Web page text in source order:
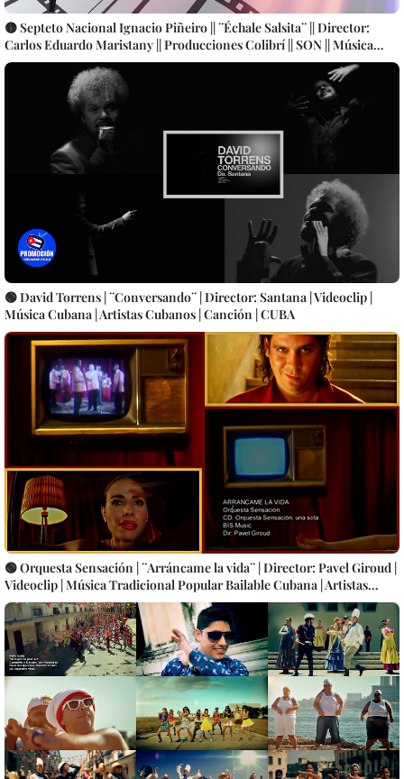
🟡 Septeto Nacional Ignacio Piñeiro || ¨Échale Salsita¨ || Director:
Carlos Eduardo Maristany || Producciones Colibrí || SON || Música
Tradicional Cubana || Videoclip || CUBA
🟢 David Torrens | ¨Conversando¨ | Director: Santana | Videoclip |
Música Cubana | Artistas Cubanos | Canción | CUBA
🟢 Orquesta Sensación | ¨Arráncame la vida¨ | Director: Pavel Giroud |
Videoclip | Música Tradicional Popular Bailable Cubana | Artistas
Cubanos | Canción | CUBA